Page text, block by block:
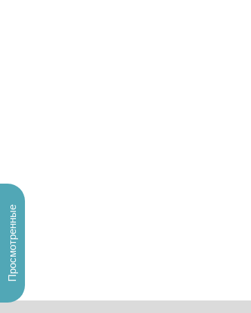
Просмотренные